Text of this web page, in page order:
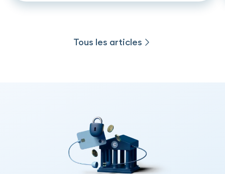
Tous les articles